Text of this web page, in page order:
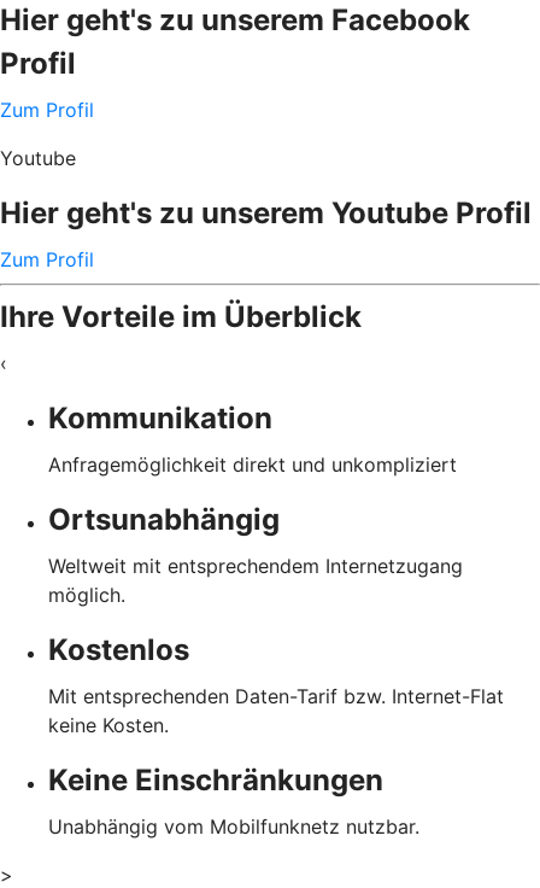
Hier geht's zu unserem Facebook
Profil
Zum Profil
Youtube
Hier geht's zu unserem Youtube Profil
Zum Profil
Ihre Vorteile im Überblick
‹
Kommunikation
Anfragemöglichkeit direkt und unkompliziert
Ortsunabhängig
Weltweit mit entsprechendem Internetzugang
möglich.
Kostenlos
Mit entsprechenden Daten-Tarif bzw. Internet-Flat
keine Kosten.
Keine Einschränkungen
Unabhängig vom Mobilfunknetz nutzbar.
>